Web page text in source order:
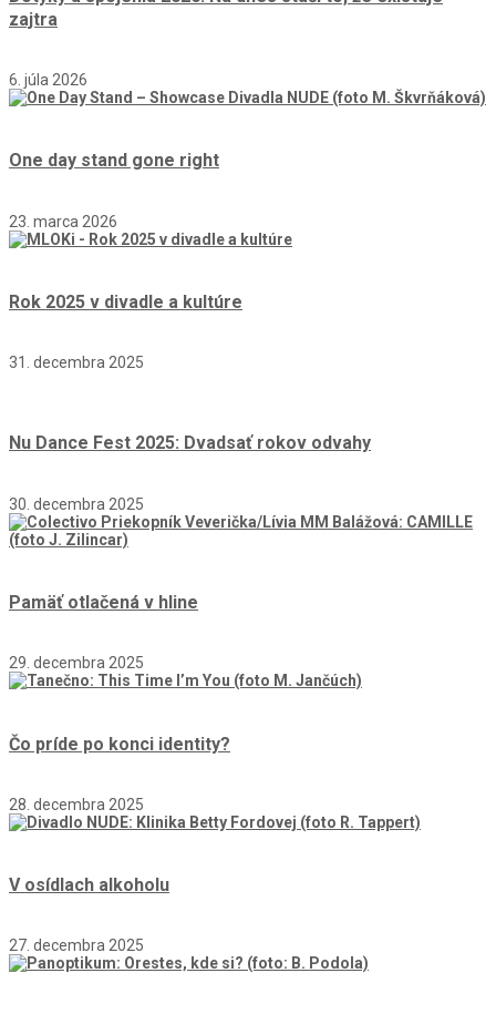
zajtra
6. júla 2026
One day stand gone right
23. marca 2026
Rok 2025 v divadle a kultúre
31. decembra 2025
Nu Dance Fest 2025: Dvadsať rokov odvahy
30. decembra 2025
Pamäť otlačená v hline
29. decembra 2025
Čo príde po konci identity?
28. decembra 2025
V osídlach alkoholu
27. decembra 2025